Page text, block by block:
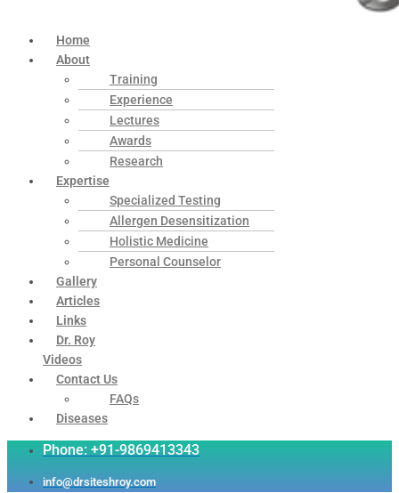
Home
About
Training
Experience
Lectures
Awards
Research
Expertise
Specialized Testing
Allergen Desensitization
Holistic Medicine
Personal Counselor
Gallery
Articles
Links
Dr. Roy
Videos
Contact Us
FAQs
Diseases
Phone: +91-9869413343
info@drsiteshroy.com